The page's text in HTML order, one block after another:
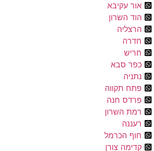
אור עקיבא
הוד השרון
הרצליה
חדרה
חריש
כפר סבא
נתניה
פתח תקווה
פרדס חנה
רמת השרון
רעננה
חוף הכרמל
קדימה צורן